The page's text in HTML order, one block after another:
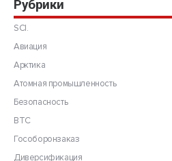
Рубрики
SCI.
Авиация
Арктика
Атомная промышленность
Безопасность
ВТС
Гособоронзаказ
Диверсификация